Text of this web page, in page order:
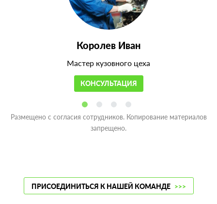
Королев Иван
Мастер кузовного цеха
КОНСУЛЬТАЦИЯ
Размещено с согласия сотрудников. Копирование материалов
запрещено.
ПРИСОЕДИНИТЬСЯ К НАШЕЙ КОМАНДЕ >>>